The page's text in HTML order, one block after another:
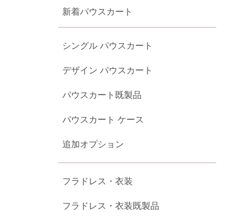
新着パウスカート
シングル パウスカート
デザイン パウスカート
パウスカート既製品
パウスカート ケース
追加オプション
フラドレス・衣装
フラドレス・衣装既製品